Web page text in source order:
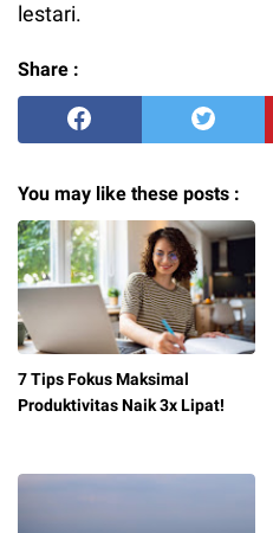
lestari.
Share :
You may like these posts :
7 Tips Fokus Maksimal
Produktivitas Naik 3x Lipat!